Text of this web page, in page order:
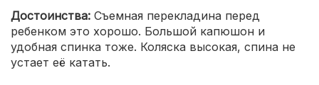
Достоинства: Съемная перекладина перед
ребенком это хорошо. Большой капюшон и
удобная спинка тоже. Коляска высокая, спина не
устает её катать.